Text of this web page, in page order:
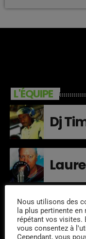
L'ÉQUIPE
Dj
Louis
Nous utilisons des
la plus pertinente
répétant vos visites.
vous consentez à
Cependant, vous